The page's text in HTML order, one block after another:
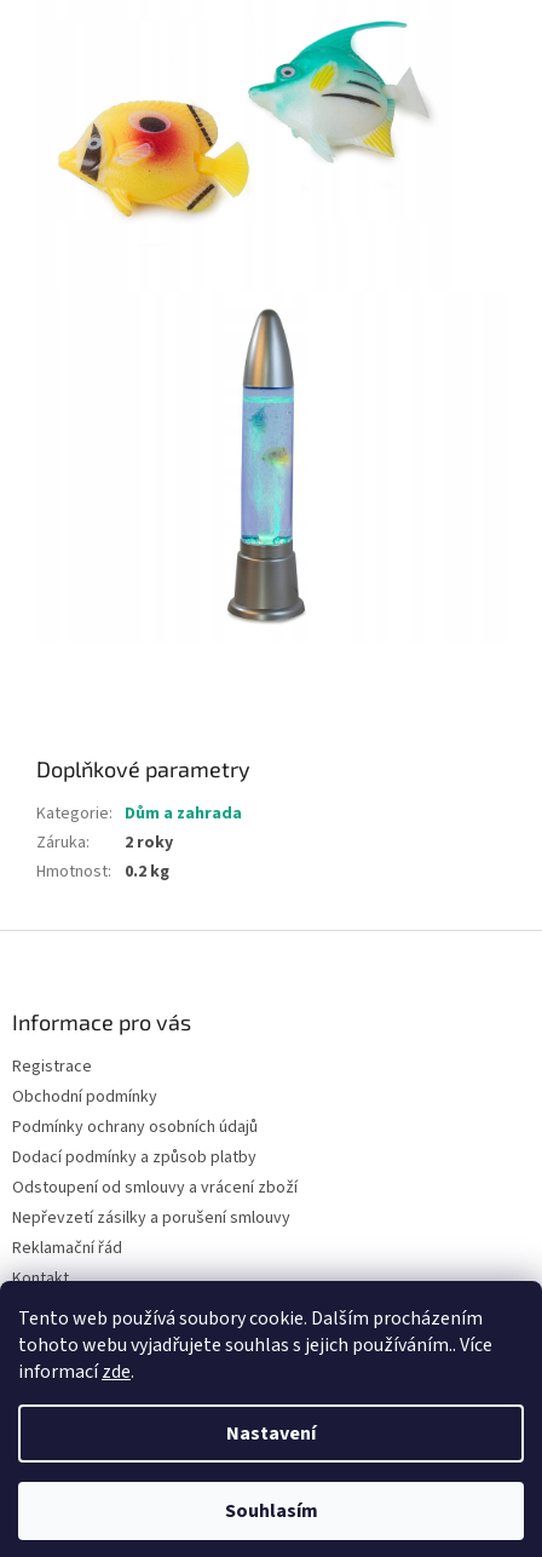
Tento web používá soubory cookie. Dalším procházením
tohoto webu vyjadřujete souhlas s jejich používáním.. Více
informacízde.
Nastavení
Souhlasím
Doplňkové parametry
Kategorie: Dům a zahrada
Záruka:
2 roky
Hmotnost: 0.2 kg
Informace pro vás
Registrace
Obchodní podmínky
Podmínky ochrany osobních údajů
Dodací podmínky a způsob platby
Odstoupení od smlouvy a vrácení zboží
Nepřevzetí zásilky a porušení smlouvy
Reklamační řád
Kontakt
Napište nám
Copyright 2026Dobirkov.cz. Všechna práva vyhrazena.Upravit
nastavení cookies